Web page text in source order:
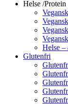
Helse /Protein
Helse –
Glutenfri